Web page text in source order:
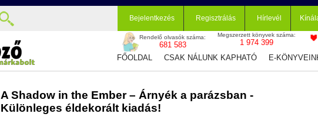
Bejelentkezés Regisztrálás Hírlevél
Rendelő olvasók száma:
681 583
Megszerzett könyvek száma:
1 974 399
FŐOLDAL CSAK NÁLUNK KAPHATÓ E-
A Shadow in the Ember – Árnyék a parázsban -
Különleges éldekorált kiadás!